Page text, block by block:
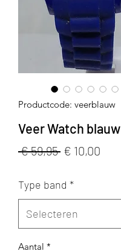
Productcode: veerblauw
Veer Watch blauw
€ 59,95 Normale
€ 10,00
Type band *
Aantal *